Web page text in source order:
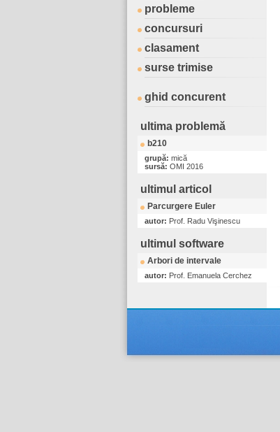
probleme
concursuri
clasament
surse trimise
ghid concurent
ultima problemă
b210
grupă: mică
sursă: OMI 2016
ultimul articol
Parcurgere Euler
autor: Prof. Radu Vişinescu
ultimul software
Arbori de intervale
autor: Prof. Emanuela Cerchez